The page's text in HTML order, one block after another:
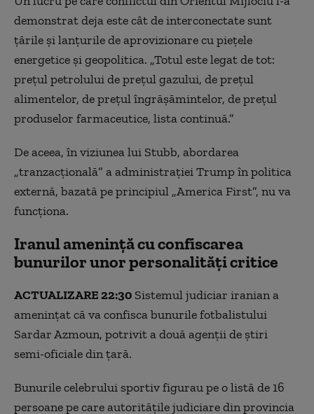
Apel comun al G7 „pentru încetarea imediată” a
atacurilor împotriva populației și a infrastructurii civile
din Iran
Iranul declară strâmtoarea Ormuz închisă navelor care
circulă între porturile legate de „inamic”
Mass-media de stat difuzează imagini cu președintele
Iranului vizitând magazinele din Teheran
E-mailurile directorului FBI au fost compromise de
hackeri cu legături în Iran
Forțele de Apărare Israeliene (IDF) susțin că au fost
descoperite sute de arme ale Hezbollah într-o școală
Estimările serviciilor secrete americane: Doar
aproximativ o treime din arsenalul de rachete al Iranului
a fost distrus
Ucraina și Arabia Saudită au semnat un acord pentru
dezvoltarea de componente destinate apărării aeriene
împotriva dronelor
O navă cargo thailandeză atacată în Strâmtoarea Ormuz
a eșuat lângă Insula Qeshm
Donald Tusk afirmă că în zilele următoare este posibilă o
escaladare a conflictului din Orientul Mijlociu
demonstrat deja este cât de interconectate sunt
țările și lanțurile de aprovizionare cu piețele
energetice și geopolitica. „Totul este legat de tot:
prețul petrolului de prețul gazului, de prețul
alimentelor, de prețul îngrășămintelor, de prețul
produselor farmaceutice, lista continuă.”
De aceea, în viziunea lui Stubb, abordarea
„tranzacțională” a administrației Trump în politica
externă, bazată pe principiul „America First”, nu va
funcționa.
Iranul amenință cu confiscarea
bunurilor unor personalități critice
ACTUALIZARE 22:30 Sistemul judiciar iranian a
amenințat că va confisca bunurile fotbalistului
Sardar Azmoun, potrivit a două agenții de știri
semi-oficiale din țară.
Bunurile celebrului sportiv figurau pe o listă de 16
persoane pe care autoritățile judiciare din provincia